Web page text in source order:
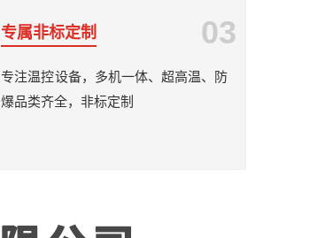
专属非标定制 03
专注温控设备，多机一体、超高温、防
爆品类齐全，非标定制